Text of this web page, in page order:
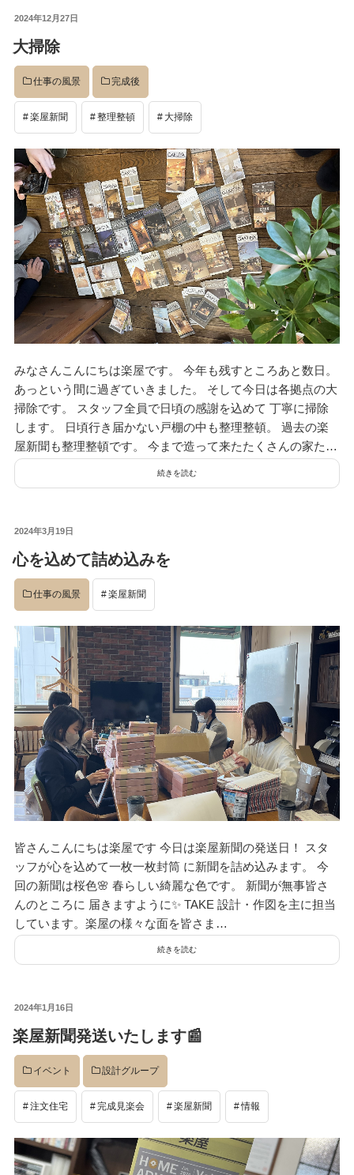
投
日:
2024年12月27日
大掃除
仕事の風景 完成後
楽屋新聞 整理整頓 大掃除
みなさんこんにちは楽屋です。 今年も残すところあと数日。
あっという間に過ぎていきました。 そして今日は各拠点の大
掃除です。 スタッフ全員で日頃の感謝を込めて 丁寧に掃除
します。 日頃行き届かない戸棚の中も整理整頓。 過去の楽
屋新聞も整理整頓です。 今まで造って来たたくさんの家た…
続きを読む
投
日:
2024年3月19日
心を込めて詰め込みを
仕事の風景 楽屋新聞
皆さんこんにちは楽屋です 今日は楽屋新聞の発送日！ スタ
ッフが心を込めて一枚一枚封筒 に新聞を詰め込みます。 今
回の新聞は桜色🌸 春らしい綺麗な色です。 新聞が無事皆さ
んのところに 届きますように✨ TAKE 設計・作図を主に担当
しています。楽屋の様々な面を皆さま…
続きを読む
投
日:
2024年1月16日
楽屋新聞発送いたします📰
イベント 設計グループ
注文住宅 完成見楽会 楽屋新聞 情報
検
索:
検
索
本気注文住宅なら群馬の工務店｜楽屋（がくや）
楽屋トップ アクセス 会社概要
資料請求 見楽会